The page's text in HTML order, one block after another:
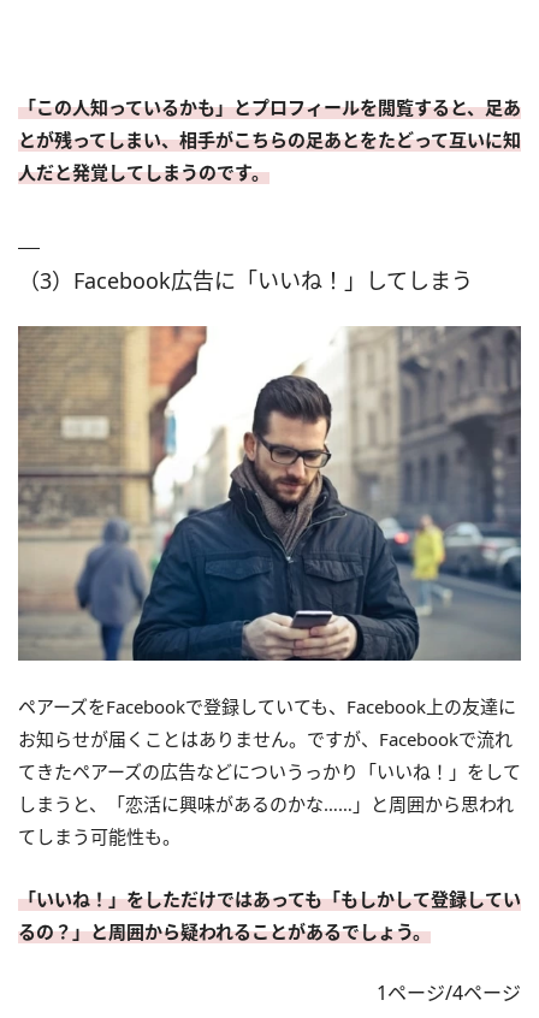
「この人知っているかも」とプロフィールを閲覧すると、足あ
とが残ってしまい、相手がこちらの足あとをたどって互いに知
人だと発覚してしまうのです。
（3）Facebook広告に「いいね！」してしまう
ペアーズをFacebookで登録していても、Facebook上の友達に
お知らせが届くことはありません。ですが、Facebookで流れ
てきたペアーズの広告などについうっかり「いいね！」をして
しまうと、「恋活に興味があるのかな……」と周囲から思われ
てしまう可能性も。
「いいね！」をしただけではあっても「もしかして登録してい
るの？」と周囲から疑われることがあるでしょう。
1ページ/4ページ